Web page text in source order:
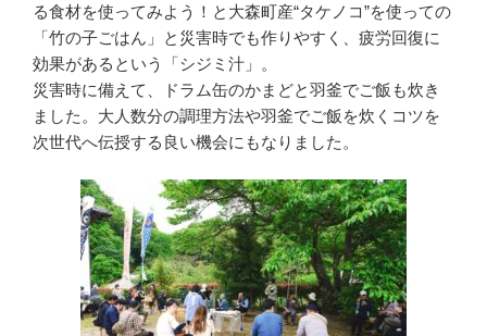
る食材を使ってみよう！と大森町産“タケノコ”を使っての
「竹の子ごはん」と災害時でも作りやすく、疲労回復に
効果があるという「シジミ汁」。
災害時に備えて、ドラム缶のかまどと羽釜でご飯も炊き
ました。大人数分の調理方法や羽釜でご飯を炊くコツを
次世代へ伝授する良い機会にもなりました。